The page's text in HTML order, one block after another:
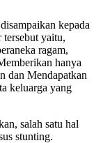
kepada
tersebut yaitu,
ragam,
hanya
dan Mendapatkan
keluarga yang
salah satu hal
stunting.